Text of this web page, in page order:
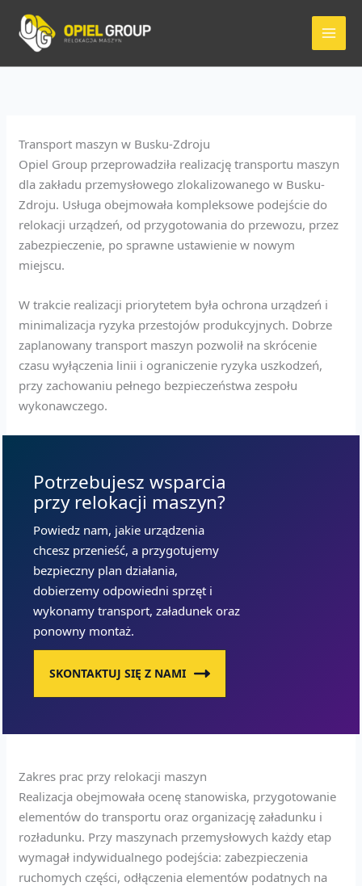
treści
Transport maszyn w Busku-Zdroju
Opiel Group przeprowadziła realizację transportu maszyn
dla zakładu przemysłowego zlokalizowanego w Busku-
Zdroju. Usługa obejmowała kompleksowe podejście do
relokacji urządzeń, od przygotowania do przewozu, przez
zabezpieczenie, po sprawne ustawienie w nowym
miejscu.
W trakcie realizacji priorytetem była ochrona urządzeń i
minimalizacja ryzyka przestojów produkcyjnych. Dobrze
zaplanowany transport maszyn pozwolił na skrócenie
czasu wyłączenia linii i ograniczenie ryzyka uszkodzeń,
przy zachowaniu pełnego bezpieczeństwa zespołu
wykonawczego.
Potrzebujesz wsparcia
przy relokacji maszyn?
Powiedz nam, jakie urządzenia
chcesz przenieść, a przygotujemy
bezpieczny plan działania,
dobierzemy odpowiedni sprzęt i
wykonamy transport, załadunek oraz
ponowny montaż.
SKONTAKTUJ SIĘ Z NAMI
Zakres prac przy relokacji maszyn
Realizacja obejmowała ocenę stanowiska, przygotowanie
elementów do transportu oraz organizację załadunku i
rozładunku. Przy maszynach przemysłowych każdy etap
wymagał indywidualnego podejścia: zabezpieczenia
ruchomych części, odłączenia elementów podatnych na